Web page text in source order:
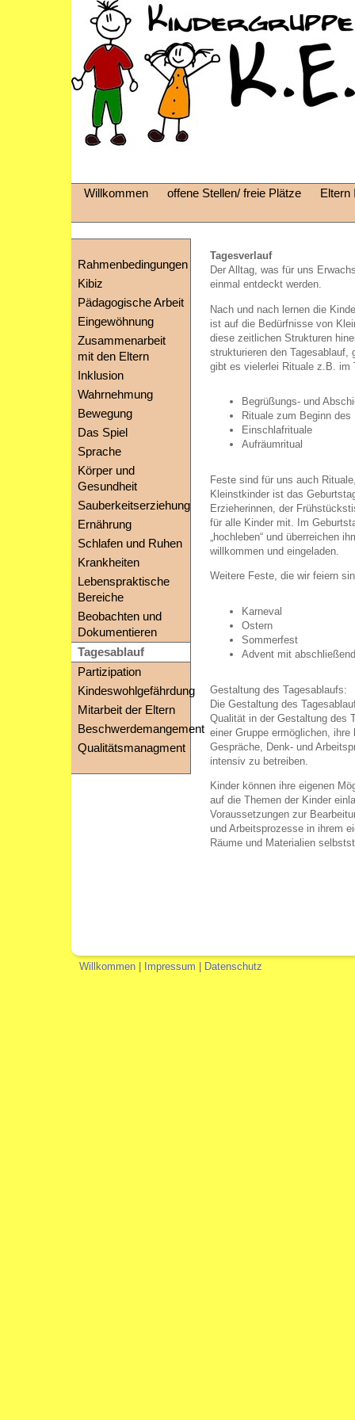
Willkommen offene Stellen/ freie Plätze Eltern
Rahmenbedingungen
Kibiz
Pädagogische Arbeit
Eingewöhnung
Zusammenarbeit
mit den Eltern
Inklusion
Wahrnehmung
Bewegung
Das Spiel
Sprache
Körper und
Gesundheit
Sauberkeitserziehung
Ernährung
Schlafen und Ruhen
Krankheiten
Lebenspraktische
Bereiche
Beobachten und
Dokumentieren
Tagesablauf
Partizipation
Kindeswohlgefährdung
Mitarbeit der Eltern
Beschwerdemangement
Qualitätsmanagment
Tagesverlauf
Der Alltag, was für uns
einmal entdeckt werden.
Nach und nach lernen die
ist auf die Bedürfnisse von
diese zeitlichen Strukturen
strukturieren den Tagesablauf,
gibt es vielerlei Rituale z.B. im
Begrüßungs- und
Rituale zum Beginn
Einschlafrituale
Aufräumritual
Feste sind für uns auch
Kleinstkinder ist das
Erzieherinnen, der
für alle Kinder mit. Im
„hochleben“ und überreichen
willkommen und eingeladen.
Weitere Feste, die wir feiern
Karneval
Ostern
Sommerfest
Advent mit
Gestaltung des Tagesablaufs:
Die Gestaltung des
Qualität in der Gestaltung des
einer Gruppe ermöglichen,
Gespräche, Denk- und
intensiv zu betreiben.
Kinder können ihre eigenen
auf die Themen der Kinder
Voraussetzungen zur
und Arbeitsprozesse in ihrem
Räume und Materialien
Willkommen| Impressum Datenschutz